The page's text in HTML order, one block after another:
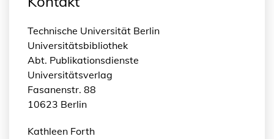
Technische Universität Berlin
Universitätsbibliothek
Abt. Publikationsdienste
Universitätsverlag
Fasanenstr. 88
10623 Berlin
Kathleen Forth